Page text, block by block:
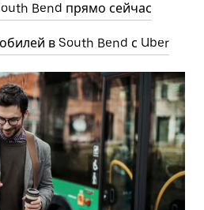
Bend прямо сейчас
в South Bend с Uber